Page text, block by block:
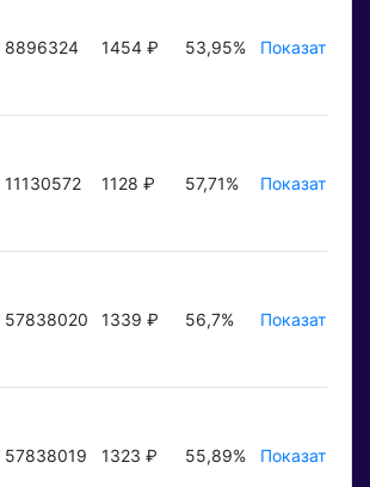
8896324 1454 ₽ 53,95% Показать ₽
11130572 1128 ₽ 57,71% Показать ₽
57838020 1339 ₽ 56,7% Показать ₽
57838019 1323 ₽ 55,89% Показать ₽